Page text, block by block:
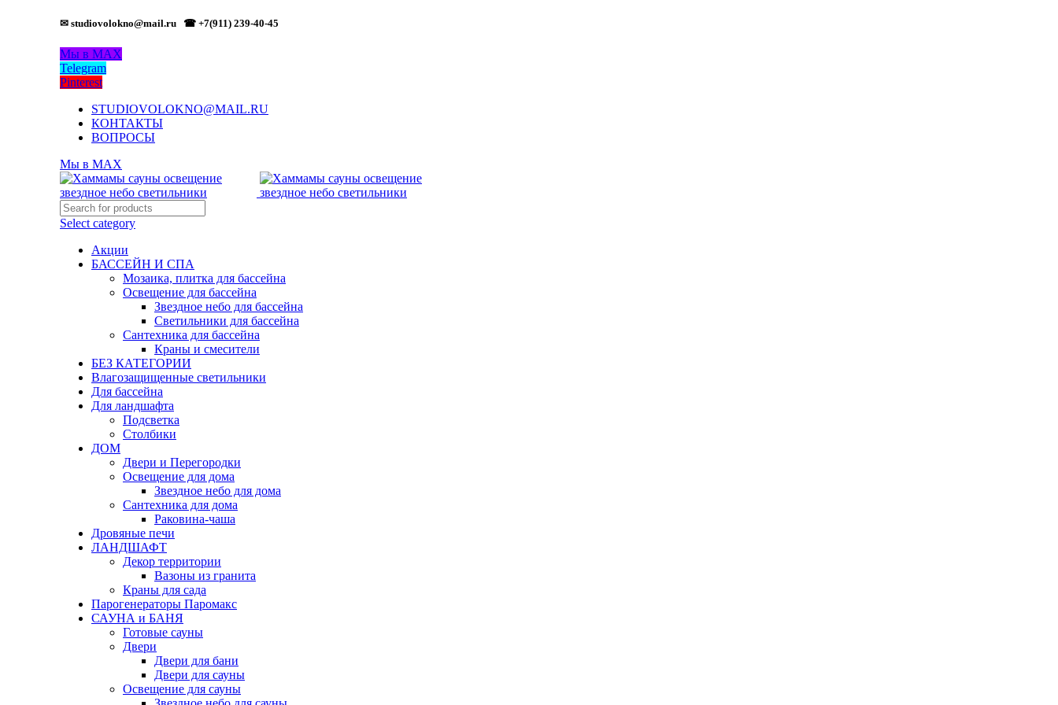
✉ studiovolokno@mail.ru ☎ +7(911) 239-40-45
Мы в MAX
Telegram
Pinterest
STUDIOVOLOKNO@MAIL.RU
КОНТАКТЫ
ВОПРОСЫ
Мы в MAX
Select category
Акции
БАССЕЙН И СПА
Мозаика, плитка для бассейна
Освещение для бассейна
Звездное небо для бассейна
Светильники для бассейна
Сантехника для бассейна
Краны и смесители
БЕЗ КАТЕГОРИИ
Влагозащищенные светильники
Для бассейна
Для ландшафта
Подсветка
Столбики
ДОМ
Двери и Перегородки
Освещение для дома
Звездное небо для дома
Сантехника для дома
Раковина-чаша
Дровяные печи
ЛАНДШАФТ
Декор территории
Вазоны из гранита
Краны для сада
Парогенераторы Паромакс
САУНА и БАНЯ
Готовые сауны
Двери
Двери для бани
Двери для сауны
Освещение для сауны